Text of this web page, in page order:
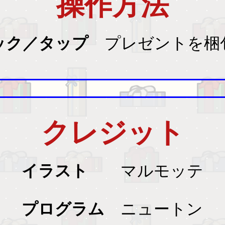
ク／タップ プレゼントを梱
クレジット
イラスト マルモッテ
プログラム ニュートン